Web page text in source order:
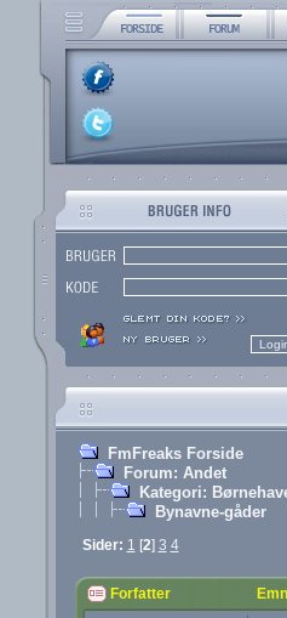
FmFreaks Forside
Forum: Andet
Kategori:
Bynavne-gåder
Sider: 1 [2] 3 4
Forfatter